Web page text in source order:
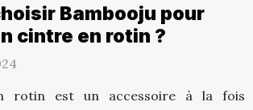
Bambooju pour
cintre en rotin ?
rotin est un accessoire à la fois